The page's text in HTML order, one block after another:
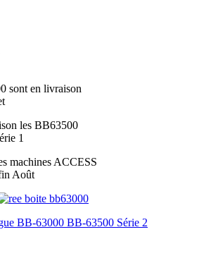
sont en livraison
les BB63500
1
machines ACCESS
Août
BB-63000 BB-63500 Série 2